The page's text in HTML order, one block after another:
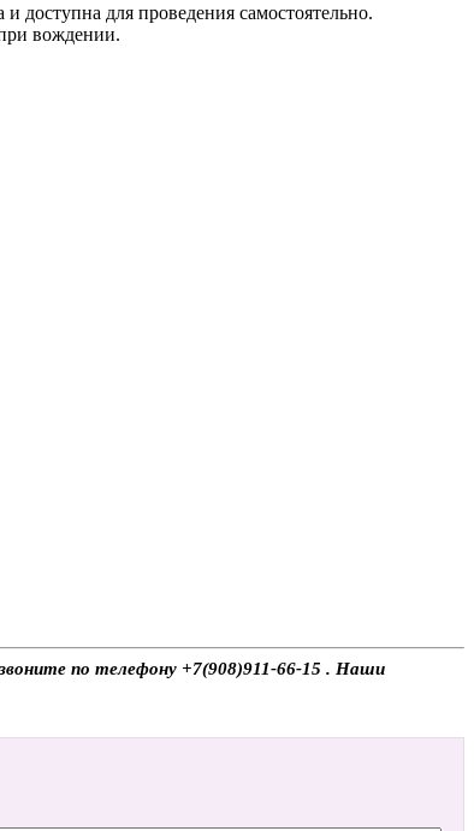
доступна для проведения самостоятельно.
вождении.
по телефону +7(908)911-66-15 . Наши